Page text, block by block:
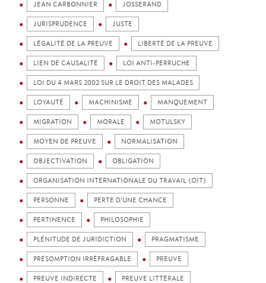
JEAN CARBONNIER JOSSERAND
JURISPRUDENCE JUSTE
LÉGALITÉ DE LA PREUVE LIBERTÉ DE LA PREUVE
LIEN DE CAUSALITÉ LOI ANTI-PERRUCHE
LOI DU 4 MARS 2002 SUR LE DROIT DES MALADES
LOYAUTÉ MACHINISME MANQUEMENT
MIGRATION MORALE MOTULSKY
MOYEN DE PREUVE NORMALISATION
OBJECTIVATION OBLIGATION
ORGANISATION INTERNATIONALE DU TRAVAIL (OIT)
PERSONNE PERTE D’UNE CHANCE
PERTINENCE PHILOSOPHIE
PLÉNITUDE DE JURIDICTION PRAGMATISME
PRÉSOMPTION IRRÉFRAGABLE PREUVE
PREUVE INDIRECTE PREUVE LITTÉRALE